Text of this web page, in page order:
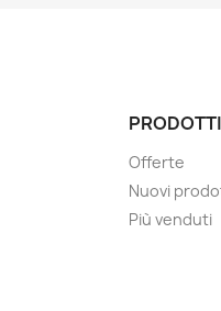
PRODOTTI
Offerte
Nuovi
Più venduti